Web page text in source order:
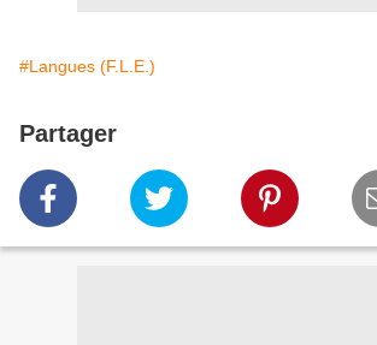
#Langues (F.L.E.)
Partager